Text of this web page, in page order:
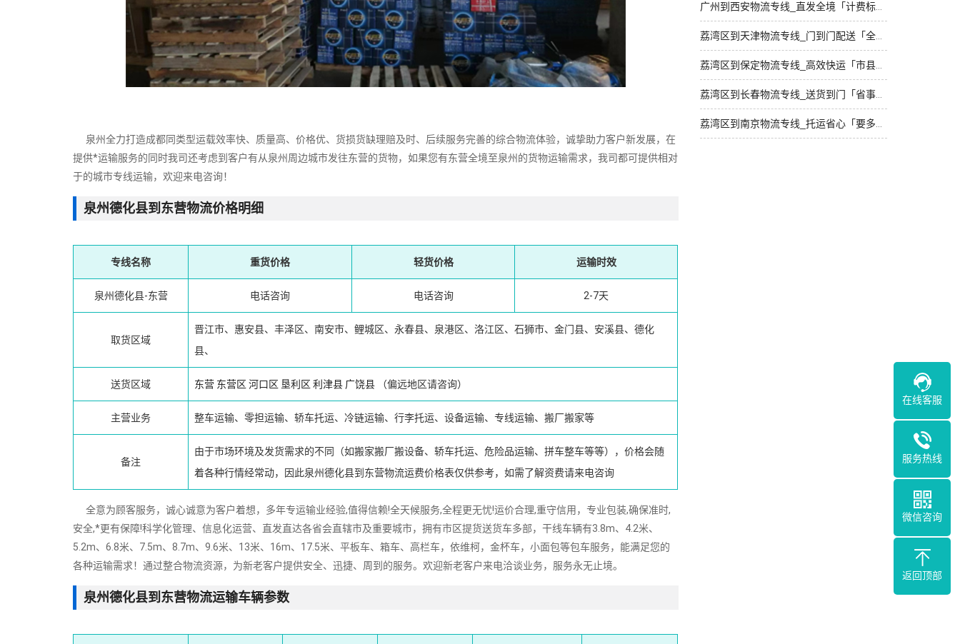
泉州全力打造成都同类型运载效率快、质量高、价格优、货损货缺理赔及时、后续服务完善的综合物流体验，诚挚助力客户新发展，在
提供*运输服务的同时我司还考虑到客户有从泉州周边城市发往东营的货物，如果您有东营全境至泉州的货物运输需求，我司都可提供相对
于的城市专线运输，欢迎来电咨询！
泉州德化县到东营物流价格明细
专线名称 重货价格 轻货价格 运输时效
泉州德化县-东营 电话咨询 电话咨询 2-7天
取货区域
晋江市、惠安县、丰泽区、南安市、鲤城区、永春县、泉港区、洛江区、石狮市、金门县、安溪县、德化
县、
送货区域 东营 东营区 河口区 垦利区 利津县 广饶县 （偏远地区请咨询）
主营业务 整车运输、零担运输、轿车托运、冷链运输、行李托运、设备运输、专线运输、搬厂搬家等
备注
由于市场环境及发货需求的不同（如搬家搬厂搬设备、轿车托运、危险品运输、拼车整车等等），价格会随
着各种行情经常动，因此泉州德化县到东营物流运费价格表仅供参考，如需了解资费请来电咨询
全意为顾客服务，诚心诚意为客户着想，多年专运输业经验,值得信赖!全天候服务,全程更无忧!运价合理,重守信用，专业包装,确保准时,
安全,*更有保障!科学化管理、信息化运营、直发直达各省会直辖市及重要城市，拥有市区提货送货车多部，干线车辆有3.8m、4.2米、
5.2m、6.8米、7.5m、8.7m、9.6米、13米、16m、17.5米、平板车、箱车、高栏车，依维柯，金杯车，小面包等包车服务，能满足您的
各种运输需求！通过整合物流资源，为新老客户提供安全、迅捷、周到的服务。欢迎新老客户来电洽谈业务，服务永无止境。
泉州德化县到东营物流运输车辆参数
广州到西安物流专线_直发全境「计费标准」
荔湾区到天津物流专线_门到门配送「全程定位」
荔湾区到保定物流专线_高效快运「市县闪送」
荔湾区到长春物流专线_送货到门「省事省心」
荔湾区到南京物流专线_托运省心「要多少钱」
在线客服
服务热线
微信咨询
返回顶部